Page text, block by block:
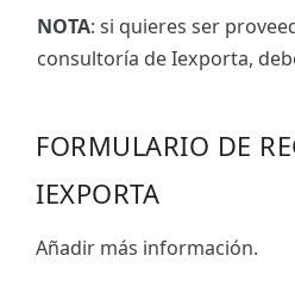
NOTA: si quieres ser
consultoría de Iexporta,
FORMULARIO DE
IEXPORTA
Añadir más información.